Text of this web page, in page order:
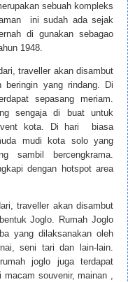
sebuah kompleks
ini sudah ada sejak
di gunakan sebagao
1948.
traveller akan disambut
beringin yang rindang. Di
sepasang meriam.
sengaja di buat untuk
kota. Di hari biasa
mudi kota solo yang
sambil bercengkrama.
dengan hotspot area
traveller akan disambut
Joglo. Rumah Joglo
yang dilaksanakan oleh
seni tari dan lain-lain.
joglo juga terdapat
macam souvenir, mainan ,